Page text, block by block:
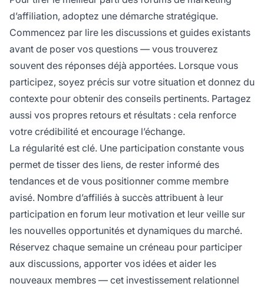
d’affiliation, adoptez une démarche stratégique.
Commencez par lire les discussions et guides existants
avant de poser vos questions — vous trouverez
souvent des réponses déjà apportées. Lorsque vous
participez, soyez précis sur votre situation et donnez du
contexte pour obtenir des conseils pertinents. Partagez
aussi vos propres retours et résultats : cela renforce
votre crédibilité et encourage l’échange.
La régularité est clé. Une participation constante vous
permet de tisser des liens, de rester informé des
tendances et de vous positionner comme membre
avisé. Nombre d’affiliés à succès attribuent à leur
participation en forum leur motivation et leur veille sur
les nouvelles opportunités et dynamiques du marché.
Réservez chaque semaine un créneau pour participer
aux discussions, apporter vos idées et aider les
nouveaux membres — cet investissement relationnel